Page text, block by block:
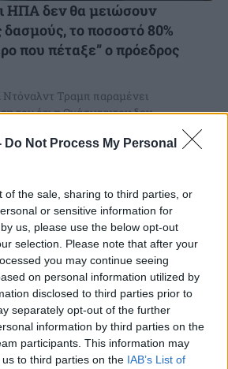
Do Not Process My Personal
of the sale, sharing to third parties, or
or sensitive information for
us, please use the below opt-out
selection. Please note that after your
you may continue seeing
on personal information utilized by
disclosed to third parties prior to
separately opt-out of the further
information by third parties on the
participants. This information may
to third parties on the IAB’s List of
ΗΠΑ δεν θα μειώσουν
το ποσοστό 80%
που πέταξε” ο πρόεδρος
Τραμπ παραμένει
του ότι η Ουάσινγκτον δεν